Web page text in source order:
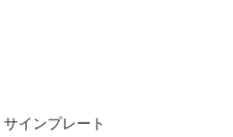
サインプレート